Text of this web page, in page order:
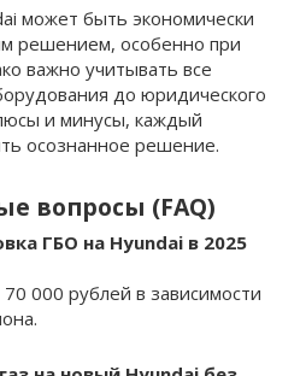
может быть экономически
решением, особенно при
важно учитывать все
до юридического
и минусы, каждый
осознанное решение.
вопросы (FAQ)
ГБО на Hyundai в 2025
000 рублей в зависимости